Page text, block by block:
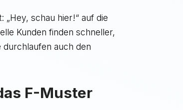
„Hey, schau hier!“ auf die
Kunden finden schneller,
durchlaufen auch den
F-Muster